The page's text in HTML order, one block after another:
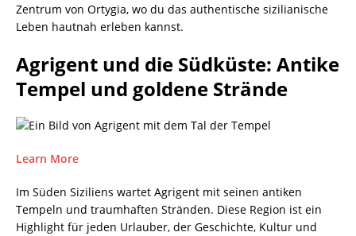
Zentrum von Ortygia, wo du das authentische sizilianische
Leben hautnah erleben kannst.
Agrigent und die Südküste: Antike
Tempel und goldene Strände
Learn More
Im Süden Siziliens wartet Agrigent mit seinen antiken
Tempeln und traumhaften Stränden. Diese Region ist ein
Highlight für jeden Urlauber, der Geschichte, Kultur und